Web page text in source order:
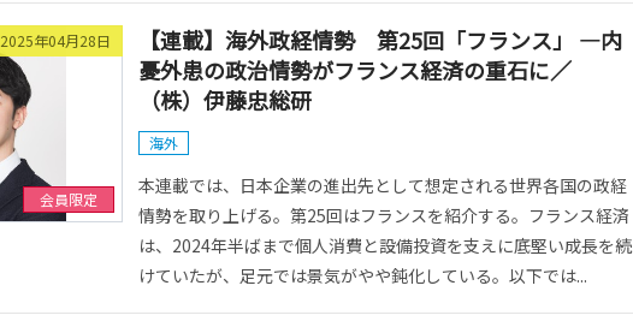
2025年04月28日
会員限定
【連載】海外政経情勢 第25回「フランス」 ―内
憂外患の政治情勢がフランス経済の重石に／
（株）伊藤忠総研
海外
本連載では、日本企業の進出先として想定される世界各国の政経
情勢を取り上げる。第25回はフランスを紹介する。フランス経済
は、2024年半ばまで個人消費と設備投資を支えに底堅い成長を続
けていたが、足元では景気がやや鈍化している。以下では...